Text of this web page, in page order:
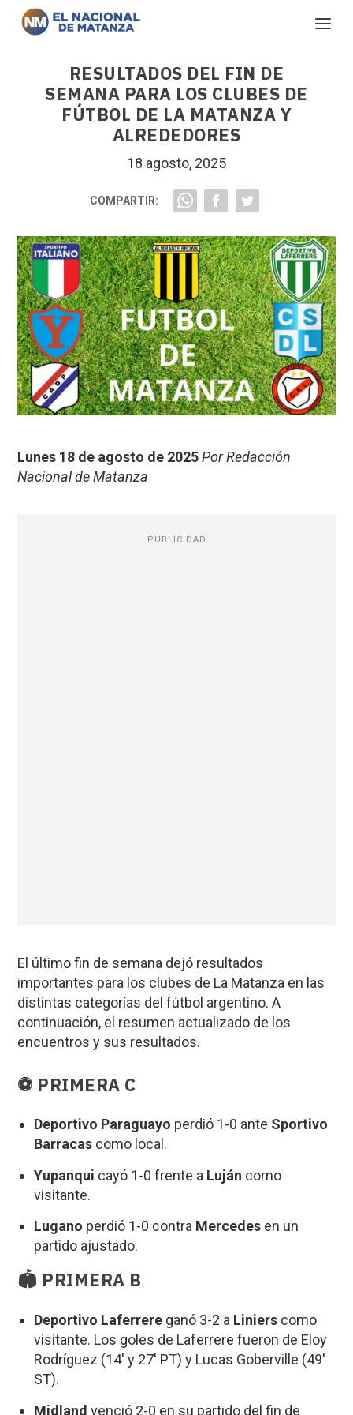
RESULTADOS DEL FIN DE
SEMANA PARA LOS CLUBES DE
FÚTBOL DE LA MATANZA Y
ALREDEDORES
18 agosto, 2025
COMPARTIR:
Lunes 18 de agosto de 2025 Por Redacción
Nacional de Matanza
PUBLICIDAD
El último fin de semana dejó resultados
importantes para los clubes de La Matanza en las
distintas categorías del fútbol argentino. A
continuación, el resumen actualizado de los
encuentros y sus resultados.
⚽ PRIMERA C
Deportivo Paraguayo perdió 1-0 ante Sportivo
Barracascomo local.
Yupanqui cayó 1-0 frente a Luján como
visitante.
Lugano perdió 1-0 contra Mercedesen un
partido ajustado.
🏟️ PRIMERA B
Deportivo Laferrereganó 3-2 a Linierscomo
visitante. Los goles de Laferrere fueron de Eloy
Rodríguez (14′ y 27′ PT) y Lucas Goberville (49′
ST).
Midland venció 2-0 en su partido del fin de